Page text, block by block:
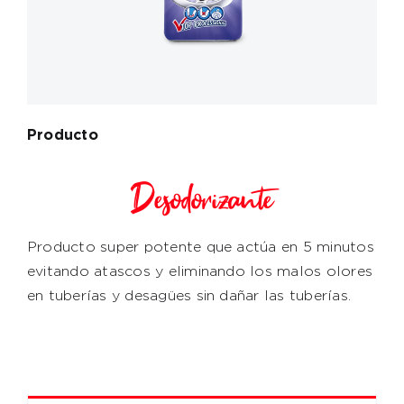
Producto
Desodorizante
Producto super potente que actúa en 5 minutos
evitando atascos y eliminando los malos olores
en tuberías y desagües sin dañar las tuberías.